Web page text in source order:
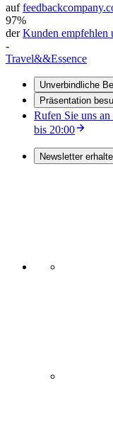
auf
97%
derKunden empfehlen
-
Travel&&Essence
Unverbindliche
Präsentation
Rufen Sie uns
bis 20:00
Newsletter